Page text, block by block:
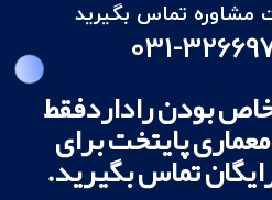
مشاوره تماس بگيريد
031-
بودن راداردفقط
پایتخت برای
تماس بگیرید.